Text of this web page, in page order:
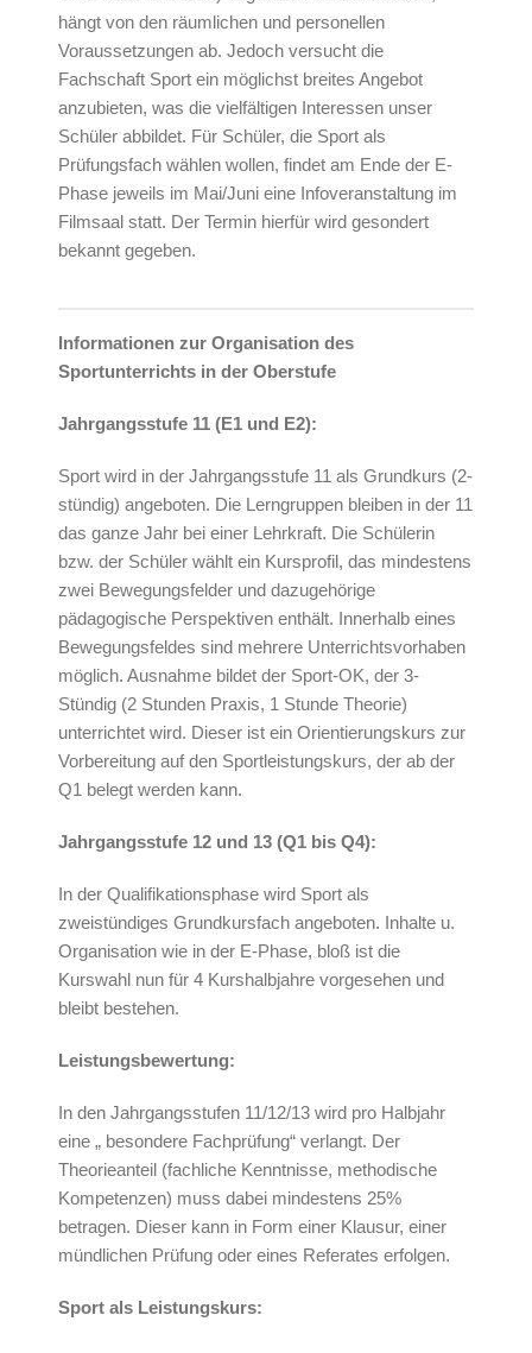
hängt von den räumlichen und personellen
Voraussetzungen ab. Jedoch versucht die
Fachschaft Sport ein möglichst breites Angebot
anzubieten, was die vielfältigen Interessen unser
Schüler abbildet. Für Schüler, die Sport als
Prüfungsfach wählen wollen, findet am Ende der E-
Phase jeweils im Mai/Juni eine Infoveranstaltung im
Filmsaal statt. Der Termin hierfür wird gesondert
bekannt gegeben.
Informationen zur Organisation des
Sportunterrichts in der Oberstufe
Jahrgangsstufe 11 (E1 und E2):
Sport wird in der Jahrgangsstufe 11 als Grundkurs (2-
stündig) angeboten. Die Lerngruppen bleiben in der 11
das ganze Jahr bei einer Lehrkraft. Die Schülerin
bzw. der Schüler wählt ein Kursprofil, das mindestens
zwei Bewegungsfelder und dazugehörige
pädagogische Perspektiven enthält. Innerhalb eines
Bewegungsfeldes sind mehrere Unterrichtsvorhaben
möglich. Ausnahme bildet der Sport-OK, der 3-
Stündig (2 Stunden Praxis, 1 Stunde Theorie)
unterrichtet wird. Dieser ist ein Orientierungskurs zur
Vorbereitung auf den Sportleistungskurs, der ab der
Q1 belegt werden kann.
Jahrgangsstufe 12 und 13 (Q1 bis Q4):
In der Qualifikationsphase wird Sport als
zweistündiges Grundkursfach angeboten. Inhalte u.
Organisation wie in der E-Phase, bloß ist die
Kurswahl nun für 4 Kurshalbjahre vorgesehen und
bleibt bestehen.
Leistungsbewertung:
In den Jahrgangsstufen 11/12/13 wird pro Halbjahr
eine „ besondere Fachprüfung“ verlangt. Der
Theorieanteil (fachliche Kenntnisse, methodische
Kompetenzen) muss dabei mindestens 25%
betragen. Dieser kann in Form einer Klausur, einer
mündlichen Prüfung oder eines Referates erfolgen.
Sport als Leistungskurs: